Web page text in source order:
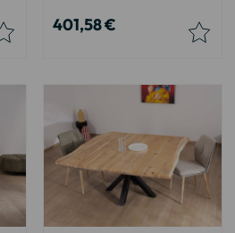
401,58 €